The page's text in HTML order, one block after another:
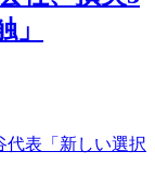
表「新しい選択